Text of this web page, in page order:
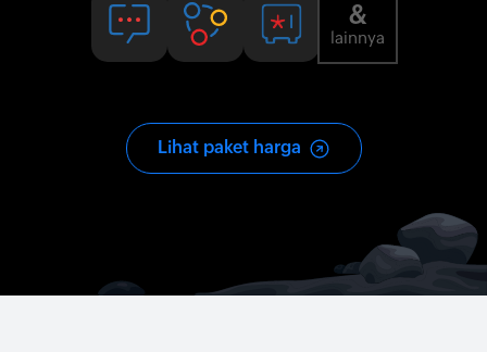
&
lainnya
Lihat paket harga